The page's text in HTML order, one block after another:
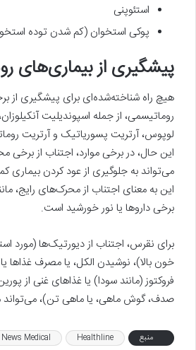
استئوپنی
پوکی استخوان (کم شدن توده
پیشگیری از بیماری‌های
هیچ راه شناخته‌‌شده‌ای برای پیشگیری از
روماتیسمی، از جمله اسپوندیلیت
لوپوس، آرتریت پسوریاتیک و آرتریت
این حال، در برخی موارد، اجتناب از
می‌تواند به جلوگیری از عود کردن بیماری
این به‌ معنای اجتناب از محرک‌های رایج،
برخی داروها یا نور خورشید است.
برای نقرس، اجتناب از دیورتیک‌ها (مورد
خون بالا)، نوشیدن الکل، یا مصرف غذاها
فروکتوز (مانند سودا) یا غذاهای غنی از
صدف، گوش ماهی، یا ماهی تن)، می‌تواند
منبع Healthline
News Medical